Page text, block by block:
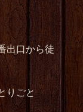
出口から徒
りごと